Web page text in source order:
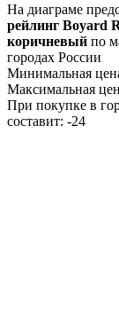
На диаграме
рейлинг Boyard
коричневый по
городах России
Минимальная
Максимальная
При покупке в
составит: -24